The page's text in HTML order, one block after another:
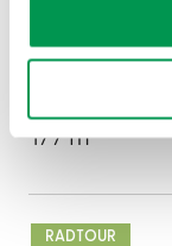
177 m
RADTOUR
dazu